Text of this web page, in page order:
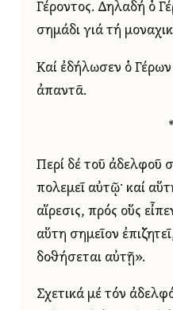
Γέροντος. Δηλαδή ὁ
σημάδι γιά τή
Καί ἐδήλωσεν ὁ
ἀπαντᾶ.
Περί δέ τοῦ ἀδελφοῦ
πολεμεῖ αὐτῷ· καί
αἵρεσις, πρός οὕς
αὕτη σημεῖον
δοθήσεται αὐτῇ».
Σχετικά μέ τόν